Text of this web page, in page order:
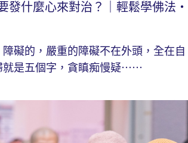
發什麼心來對治？｜輕鬆學佛法・
礙的，嚴重的障礙不在外頭，全在自
就是五個字，貪瞋痴慢疑⋯⋯